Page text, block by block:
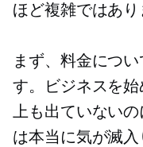
ほど複雑ではあり
まず、料金につ
す。ビジネスを
上も出ていない
は本当に気が滅